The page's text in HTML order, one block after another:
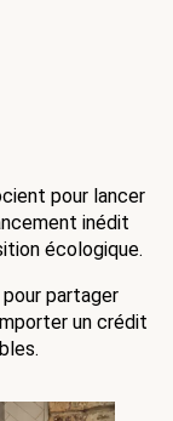
inédit
écologique.
pour partager
un crédit